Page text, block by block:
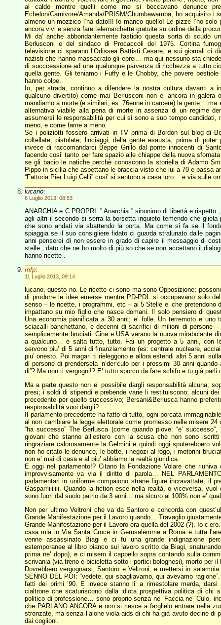
al caldo mentre quelli come me si beccavano denunce
Echelon/Carnivore/Amanda/PRISM/Chumbawamba, ho acquisito
almeno un mozzico l’ha dato!!! Io manco quello! Le pizze l’ho
ancora vivi e senza fare telemarchette gratuite su ordine della
Mi da’ anche abbondantemente fastidio questa sorta di scudo
Berlusconi e del sindaco di Procaccoli del 1975. Cortina
televisione ci sparano l’Odissea Battisti Cesare, e sui giornali ci
nazisti che hanno massacrato gli ebrei… ma qui nessuno sta
di succcessione ad una qualunque parvenza di ricchezza a tutto
quella gente. Gli teniamo i Fuffy e le Chobby, che povere
hanno colpe.
Io, per strada, continuo a difendere la nostra cultura davanti a
qualcuno divertito) come mai Berlusconi non e’ ancora in
mandiamo a morte (e similari; es: 76enne in carcere) la gente… ma
alternativa viabile alla pena di morte in assenza di un regime
assumersi le responsabilità per cui si sono a suo tempo candidati,
meno, e come farne a meno.
Se i poliziotti fossero arrivati in TV prima di Bordon sul blog di
coltellate, pistolate, linciaggi, della gente esausta, prima di
invece di raccomandarci Beppe Grillo dal ponte innocenti di
facendo cosi’ tanto per fare spazio alle chiappe della nuova
se gli bacio le natiche perchè conoscono la storiella di Adamo
Pippo in sicilia che aspettano le braccia visto che lui a 70 e passa
“Fattoria Pier Luigi Celli” cosi’ si sentono a casa loro… e via sulle
lucano:
6 Luglio 2013, 08:53
ANARCHIA e C.PROPRI .” Anarchia ” sinonimo di libertà e
agli altri il secondo si serra la borsetta inquieto temendo che
che sono andati via sbattendo la porta. Ma come si fa se il
spiaggia se il suo consigliere fidato ci guarda stralunato dalle
anni penserei di non essere in grado di capire il messaggio di
stelle , dato che ne ho molto di più so che se non accettano il
hanno ricette .
mfp:
11 Luglio 2013, 09:14
lucano, questo no. Le ricette ci sono ma sono Opposizione;
di produrre le idee emerse mentre PD-PDL si occupavano solo
senso – le ricette, i programmi, etc – ai 5 Stelle e’ che
impattano su mio figlio che nasce domani. Il solo pensiero di
Una economia pianificata a 30 anni; e’ folle. Un terremoto e
sciacalli banchettano, e decenni di sacrifici di milioni di persone –
semplicemente bruciati. Cina e USA varano la nuova mirabolante
a qualcuno… e salta tutto, tutto. Fai un progetto a 5 anni, con
servono piu’ di 5 anni di finanziamento (es: centrale nucleare,
piu’ onesto. Poi magari ti rieleggono e allora estendi altri 5 anni
di persone di prendersela ‘n’der’culo per i prossimi 30 anni
di”? Ma non ti vergogni!? E’ tutto sporco da fare schifo e tu già parli
Ma a parte questo non e’ possibile dargli responsabilità alcuna;
presi; i soldi di stipendi e prebende varie li restituiscono; alcuni
precedente per quello successivo; Bersani&Berlusca hanno
responsabilità vuoi dargli?
Il parlamento precedente ha fatto di tutto, ogni porcata
al non cambiare la legge elettorale come promesso nelle misere
“ha successo” The Berlusca (come quando piove: “e’
giovani che stanno all’estero con la scusa che non sono
ringraziare calorosamente la Gelmini e quindi oggi sputerebbero
non ho citato le denunce, le botte, i negozi al rogo, i motorini
non e’ mai di casa e al piu’ abbiamo la realtà giuridica.
E oggi nel parlamento!? Citano la Fondazione Volare che
improvvisamente va via il diritto di parola… NEL
parlamentari in uniforme compaiono strane figure incravattate, il
Gasparriiiiiiii. Quando la fiction esce nella realtà, o viceversa,
sono fuori dal suolo patrio da 3 anni… ma sicuro al 100% non e’
Non per ultimo Veltroni che va da Santoro e concorda con
Grande Manifestazione per il Lavoro quando… Travaglio
Grande Manifestazione per il Lavoro era quella del 2002 (?). Io
casa mia in Via Santa Croce in Gerusalemme a Roma e tutta
venne assassinato Biagi e ci fu una grande indignazione
estemporanee al libro bianco sul lavoro scritto da Biagi,
prima ne’ dopo), e ci misero il cappello sopra contando sulla
scrivania (via treno e bicicletta sotto i portici bolognesi), morto per il
Dovrebbero vergognarsi, Santoro e Veltroni, e mettersi in
SENNO DEL POI: “vedete, qui sbagliavamo, qui avevamo
fatti dei primi ’90. E invece stanno li’ a rimestolare merda,
cialtrone che scaturiscono dalla idiota prospettiva politica di chi
politico di professione… sono proprio senza ne’ Faccia ne’ Culo,
che PARLANO ANCORA e non si riesce a farglielo entrare nella
stronzate, ma senza l’alone viola-aids di chi ha già avuto decine
dai coglioni.